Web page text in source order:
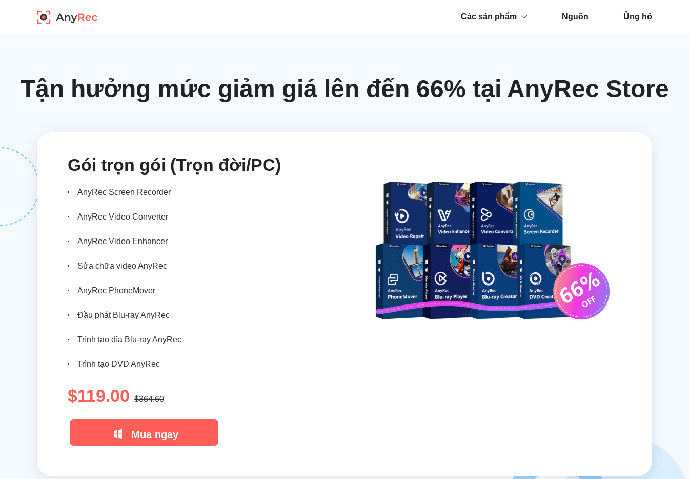
Các sản phẩm Nguồn Ủng hộ
Tận hưởng mức giảm giá lên đến 66% tại AnyRec Store
Gói trọn gói (Trọn đời/PC)
AnyRec Screen Recorder
AnyRec Video Converter
AnyRec Video Enhancer
Sửa chữa video AnyRec
AnyRec PhoneMover
Đầu phát Blu-ray AnyRec
Trình tạo đĩa Blu-ray AnyRec
Trình tạo DVD AnyRec
$119.00 $364.60
Mua ngay